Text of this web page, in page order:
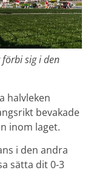
sig i den
halvleken
bevakade
inom laget.
i den andra
sätta dit 0-3